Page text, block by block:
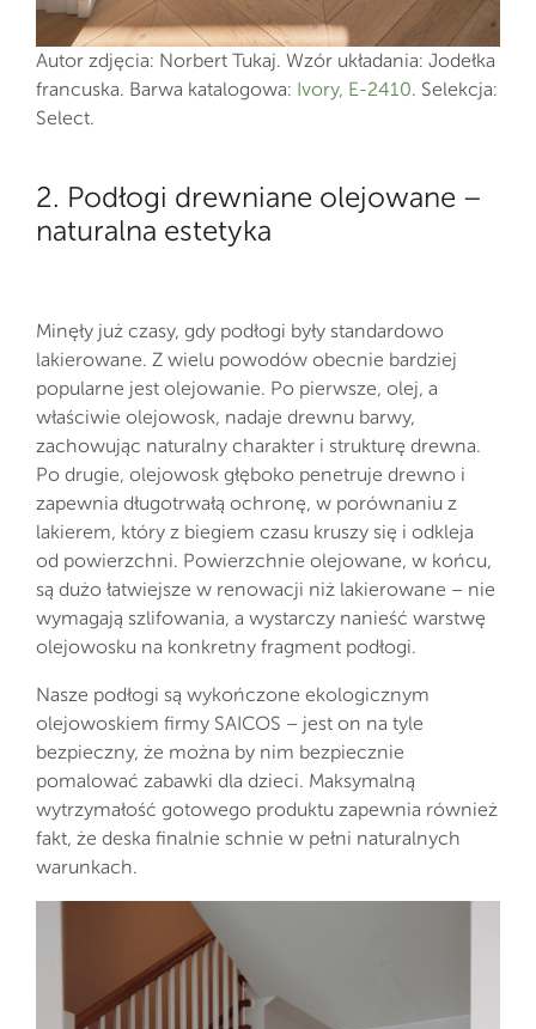
Autor zdjęcia: Norbert Tukaj. Wzór układania: Jodełka
francuska. Barwa katalogowa: Ivory, E-2410. Selekcja:
Select.
2. Podłogi drewniane olejowane –
naturalna estetyka
Minęły już czasy, gdy podłogi były standardowo
lakierowane. Z wielu powodów obecnie bardziej
popularne jest olejowanie. Po pierwsze, olej, a
właściwie olejowosk, nadaje drewnu barwy,
zachowując naturalny charakter i strukturę drewna.
Po drugie, olejowosk głęboko penetruje drewno i
zapewnia długotrwałą ochronę, w porównaniu z
lakierem, który z biegiem czasu kruszy się i odkleja
od powierzchni. Powierzchnie olejowane, w końcu,
są dużo łatwiejsze w renowacji niż lakierowane – nie
wymagają szlifowania, a wystarczy nanieść warstwę
olejowosku na konkretny fragment podłogi.
Nasze podłogi są wykończone ekologicznym
olejowoskiem firmy SAICOS – jest on na tyle
bezpieczny, że można by nim bezpiecznie
pomalować zabawki dla dzieci. Maksymalną
wytrzymałość gotowego produktu zapewnia również
fakt, że deska finalnie schnie w pełni naturalnych
warunkach.